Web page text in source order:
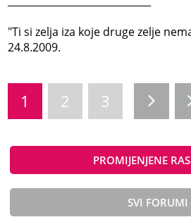
"Ti si zelja iza koje druge zelje
24.8.2009.
1 2 3
PROMIJENJENE
SVI FORUMI